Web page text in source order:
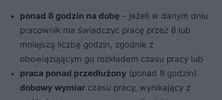
ponad 8 godzin na dobę – jeżeli w danym dniu
pracownik ma świadczyć pracę przez 8 lub
mniejszą liczbę godzin, zgodnie z
obowiązującym go rozkładem czasu pracy lub
praca ponad przedłużony (ponad 8 godzin)
dobowy wymiar czasu pracy, wynikający z